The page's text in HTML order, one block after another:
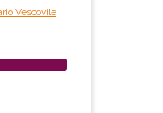
Vescovile